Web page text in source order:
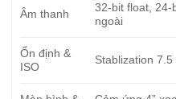
Âm thanh
32-bit float, 24-
ngoài
Ổn định &
ISO
Stablization